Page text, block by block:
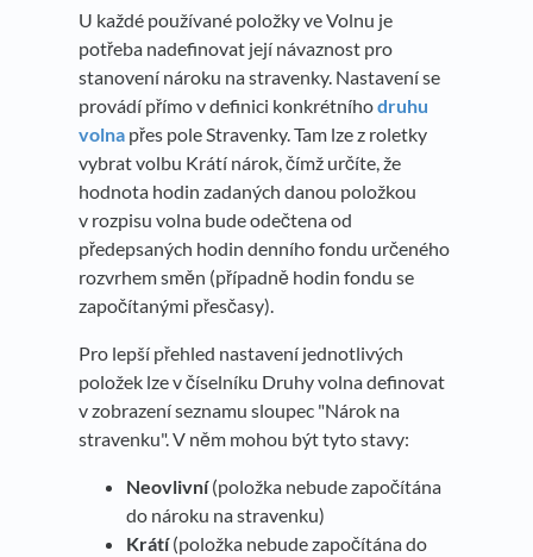
U každé používané položky ve Volnu je
potřeba nadefinovat její návaznost pro
stanovení nároku na stravenky. Nastavení se
provádí přímo v definici konkrétníhodruhu
volna přes pole Stravenky. Tam lze z roletky
vybrat volbu Krátí nárok, čímž určíte, že
hodnota hodin zadaných danou položkou
v rozpisu volna bude odečtena od
předepsaných hodin denního fondu určeného
rozvrhem směn (případně hodin fondu se
započítanými přesčasy).
Pro lepší přehled nastavení jednotlivých
položek lze v číselníku Druhy volna definovat
v zobrazení seznamu sloupec "Nárok na
stravenku". V něm mohou být tyto stavy:
Neovlivní(položka nebude započítána
do nároku na stravenku)
Krátí(položka nebude započítána do